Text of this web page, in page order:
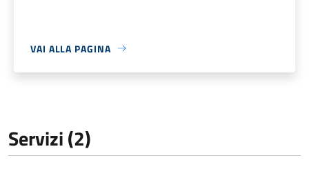
VAI ALLA PAGINA
Servizi (2)